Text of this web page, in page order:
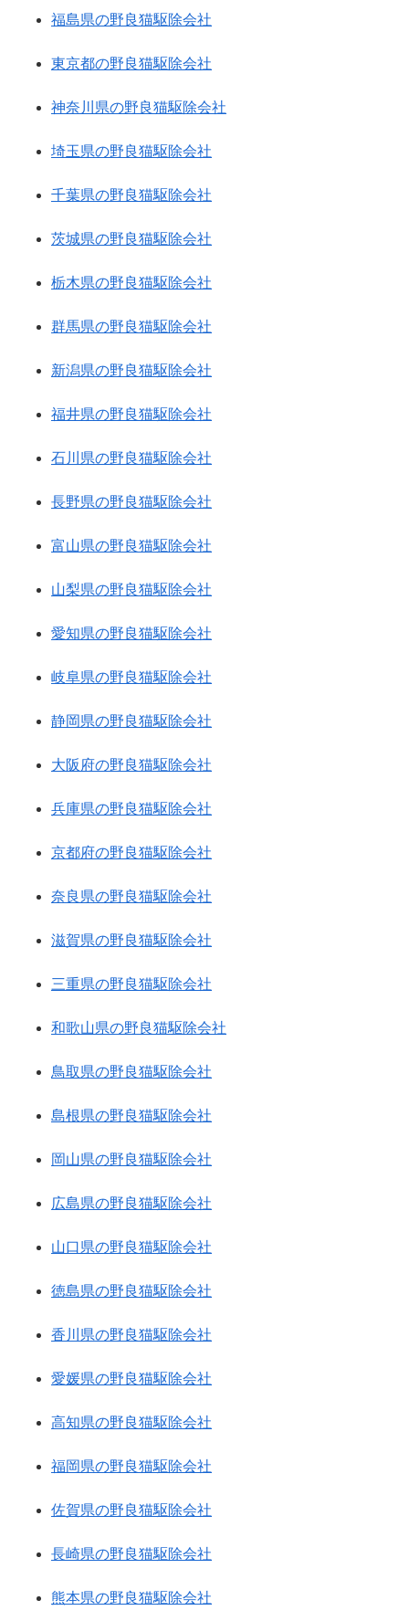
福島県の野良猫駆除会社
東京都の野良猫駆除会社
神奈川県の野良猫駆除会社
埼玉県の野良猫駆除会社
千葉県の野良猫駆除会社
茨城県の野良猫駆除会社
栃木県の野良猫駆除会社
群馬県の野良猫駆除会社
新潟県の野良猫駆除会社
福井県の野良猫駆除会社
石川県の野良猫駆除会社
長野県の野良猫駆除会社
富山県の野良猫駆除会社
山梨県の野良猫駆除会社
愛知県の野良猫駆除会社
岐阜県の野良猫駆除会社
静岡県の野良猫駆除会社
大阪府の野良猫駆除会社
兵庫県の野良猫駆除会社
京都府の野良猫駆除会社
奈良県の野良猫駆除会社
滋賀県の野良猫駆除会社
三重県の野良猫駆除会社
和歌山県の野良猫駆除会社
鳥取県の野良猫駆除会社
島根県の野良猫駆除会社
岡山県の野良猫駆除会社
広島県の野良猫駆除会社
山口県の野良猫駆除会社
徳島県の野良猫駆除会社
香川県の野良猫駆除会社
愛媛県の野良猫駆除会社
高知県の野良猫駆除会社
福岡県の野良猫駆除会社
佐賀県の野良猫駆除会社
長崎県の野良猫駆除会社
熊本県の野良猫駆除会社